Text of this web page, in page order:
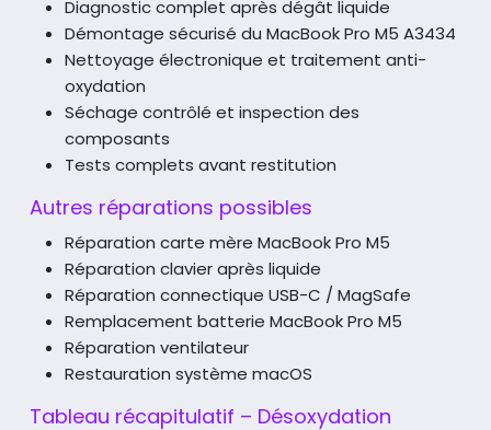
Diagnostic complet après dégât liquide
Démontage sécurisé du MacBook Pro M5 A3434
Nettoyage électronique et traitement anti-
oxydation
Séchage contrôlé et inspection des
composants
Tests complets avant restitution
Autres réparations possibles
Réparation carte mère MacBook Pro M5
Réparation clavier après liquide
Réparation connectique USB-C / MagSafe
Remplacement batterie MacBook Pro M5
Réparation ventilateur
Restauration système macOS
Tableau récapitulatif – Désoxydation